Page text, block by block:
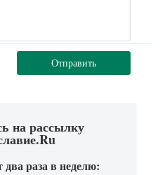
Отправить
на рассылку
раза в неделю: